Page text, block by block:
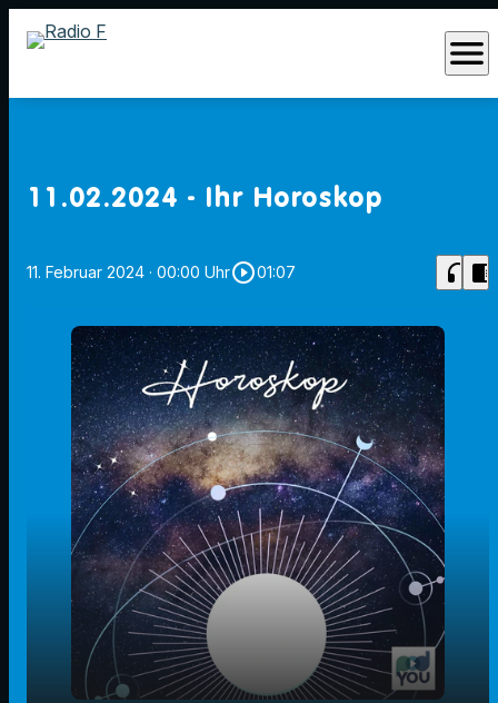
menu
11.02.2024 - Ihr Horoskop
11. Februar 2024 · 00:00 Uhrplay_circle_outline01:07 headphones chrome_reader_mode